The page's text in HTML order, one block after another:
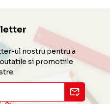
ul nostru pentru a
si promotiile